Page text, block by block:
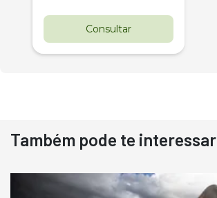
Consultar
Destaque
Usado
Pá Carregadeira Cat 966
Também pode te interessar